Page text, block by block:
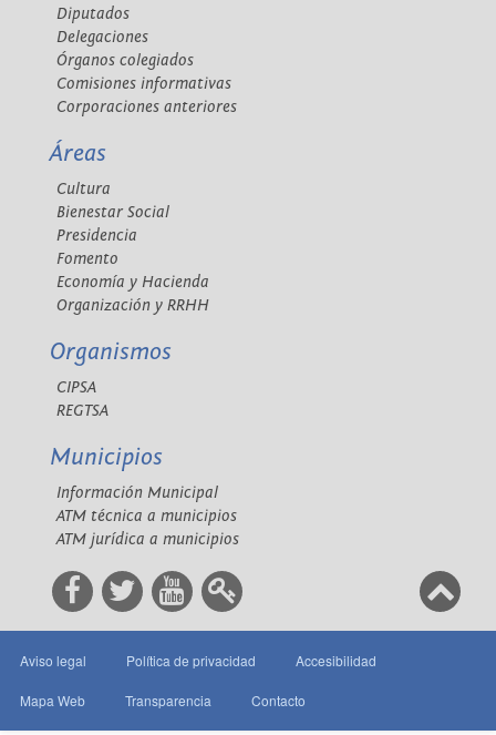
Diputados
Delegaciones
Órganos colegiados
Comisiones informativas
Corporaciones anteriores
Áreas
Cultura
Bienestar Social
Presidencia
Fomento
Economía y Hacienda
Organización y RRHH
Organismos
CIPSA
REGTSA
Municipios
Información Municipal
ATM técnica a municipios
ATM jurídica a municipios
Aviso legal Política de privacidad Accesibilidad
Mapa Web Transparencia Contacto